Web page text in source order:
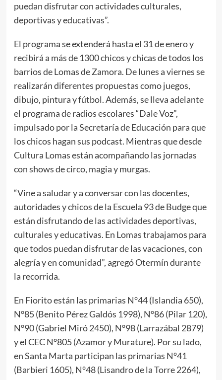
puedan disfrutar con actividades culturales,
deportivas y educativas”.
El programa se extenderá hasta el 31 de enero y
recibirá a más de 1300 chicos y chicas de todos los
barrios de Lomas de Zamora. De lunes a viernes se
realizarán diferentes propuestas como juegos,
dibujo, pintura y fútbol. Además, se lleva adelante
el programa de radios escolares “Dale Voz”,
impulsado por la Secretaría de Educación para que
los chicos hagan sus podcast. Mientras que desde
Cultura Lomas están acompañando las jornadas
con shows de circo, magia y murgas.
“Vine a saludar y a conversar con las docentes,
autoridades y chicos de la Escuela 93 de Budge que
están disfrutando de las actividades deportivas,
culturales y educativas. En Lomas trabajamos para
que todos puedan disfrutar de las vacaciones, con
alegría y en comunidad”, agregó Otermín durante
la recorrida.
En Fiorito están las primarias N°44 (Islandia 650),
N°85 (Benito Pérez Galdós 1998), N°86 (Pilar 120),
N°90 (Gabriel Miró 2450), N°98 (Larrazábal 2879)
y el CEC N°805 (Azamor y Murature). Por su lado,
en Santa Marta participan las primarias N°41
(Barbieri 1605), N°48 (Lisandro de la Torre 2264),